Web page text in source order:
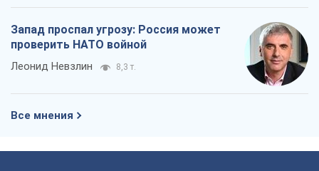
Запад проспал угрозу: Россия может
проверить НАТО войной
Леонид Невзлин 8,3 т.
Все мнения